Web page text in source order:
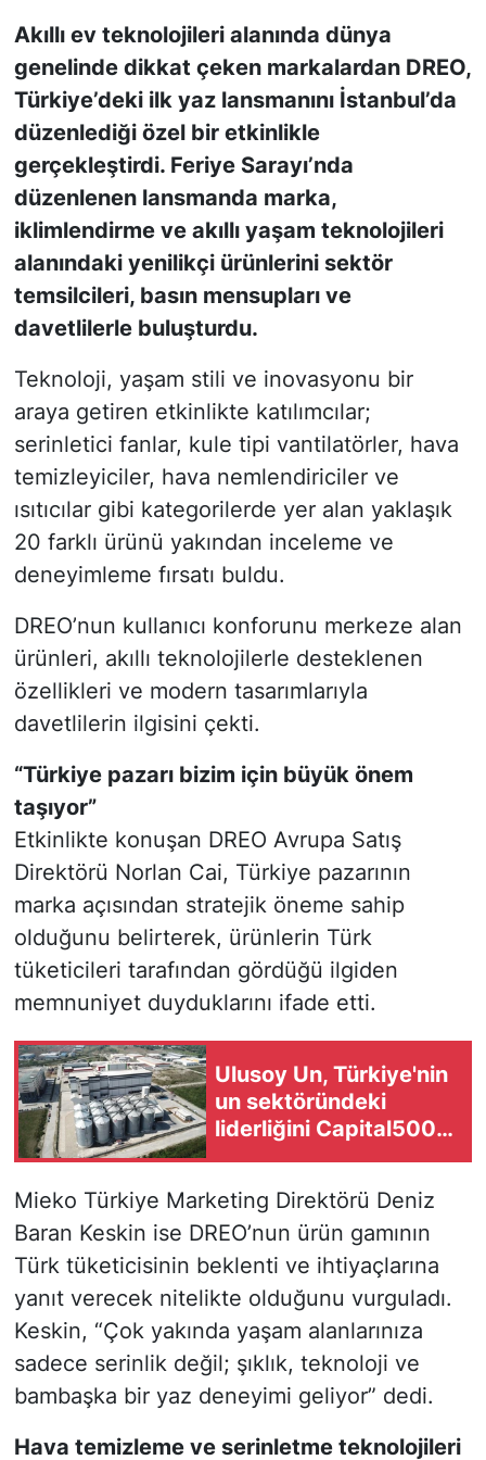
Akıllı ev teknolojileri alanında dünya
genelinde dikkat çeken markalardan DREO,
Türkiye’deki ilk yaz lansmanını İstanbul’da
düzenlediği özel bir etkinlikle
gerçekleştirdi. Feriye Sarayı’nda
düzenlenen lansmanda marka,
iklimlendirme ve akıllı yaşam teknolojileri
alanındaki yenilikçi ürünlerini sektör
temsilcileri, basın mensupları ve
davetlilerle buluşturdu.
Teknoloji, yaşam stili ve inovasyonu bir
araya getiren etkinlikte katılımcılar;
serinletici fanlar, kule tipi vantilatörler, hava
temizleyiciler, hava nemlendiriciler ve
ısıtıcılar gibi kategorilerde yer alan yaklaşık
20 farklı ürünü yakından inceleme ve
deneyimleme fırsatı buldu.
DREO’nun kullanıcı konforunu merkeze alan
ürünleri, akıllı teknolojilerle desteklenen
özellikleri ve modern tasarımlarıyla
davetlilerin ilgisini çekti.
“Türkiye pazarı bizim için büyük önem
taşıyor”
Etkinlikte konuşan DREO Avrupa Satış
Direktörü Norlan Cai, Türkiye pazarının
marka açısından stratejik öneme sahip
olduğunu belirterek, ürünlerin Türk
tüketicileri tarafından gördüğü ilgiden
memnuniyet duyduklarını ifade etti.
Ulusoy Un, Türkiye'nin
un sektöründeki
liderliğini Capital500
Mieko Türkiye Marketing Direktörü Deniz
Baran Keskin ise DREO’nun ürün gamının
Türk tüketicisinin beklenti ve ihtiyaçlarına
yanıt verecek nitelikte olduğunu vurguladı.
Keskin, “Çok yakında yaşam alanlarınıza
sadece serinlik değil; şıklık, teknoloji ve
bambaşka bir yaz deneyimi geliyor” dedi.
Hava temizleme ve serinletme teknolojileri
KONGRE HABERLERİ
KONGRE TAKVİMİ
RÖPORTAJLAR
BİYOGRAFİLER